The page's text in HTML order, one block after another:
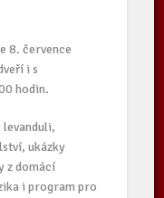
8. července
i s
hodin.
levanduli,
ukázky
z domácí
i program pro